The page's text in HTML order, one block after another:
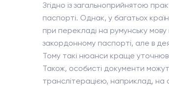
Згідно із загальноприйнятою
паспорті. Однак, у багатьох
при перекладі на румунську
закордонному паспорті, але в
Тому такі нюанси краще
Також, особисті документи
транслітерацією, наприклад, на